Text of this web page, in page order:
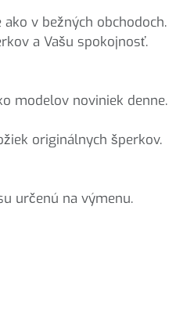
v bežných obchodoch.
a Vašu spokojnosť.
modelov noviniek denne.
originálnych šperkov.
určenú na výmenu.